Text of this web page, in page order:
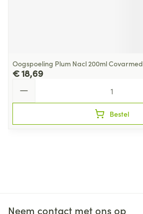
Oogspoeling Plum Nacl 200ml Covarmed
€ 18,69
Bestel
Neem contact met ons op